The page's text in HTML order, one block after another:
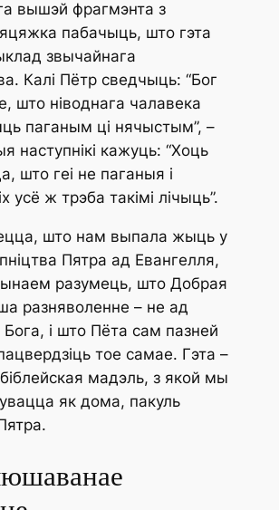
вышэй фрагмэнта з
пабачыць, што гэта
звычайнага
Калі Пётр сведчыць: “Бог
што ніводнага чалавека
паганым ці нячыстым”, –
наступнікі кажуць: “Хоць
што геі не паганыя і
усё ж трэба такімі лічыць”.
што нам выпала жыць у
Пятра ад Евангелля,
разумець, што Добрая
разняволенне – не ад
і што Пёта сам пазней
тое самае. Гэта –
мадэль, з якой мы
як дома, пакуль